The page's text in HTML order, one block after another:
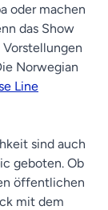
oder machen
das Show
Norwegian
Line
sind auch
geboten. Ob
öffentlichen
mit dem